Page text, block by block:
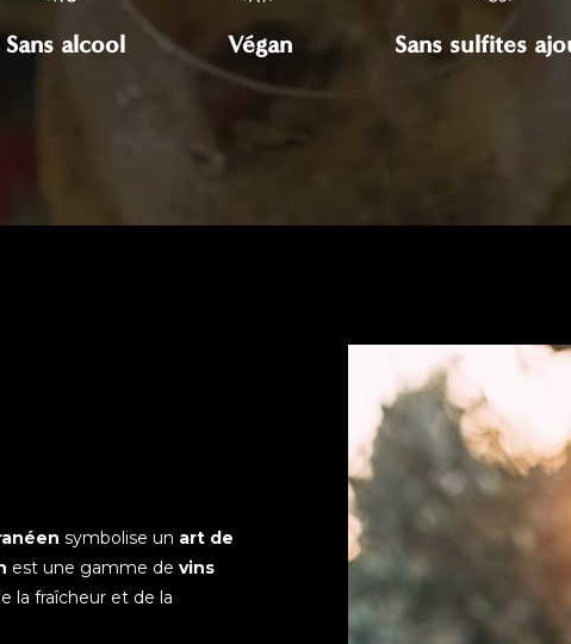
Sans alcool Végan Sans sulfites
symbolise un art de
est une gamme de vins
la fraîcheur et de la